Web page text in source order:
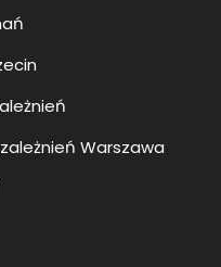
Warszawa